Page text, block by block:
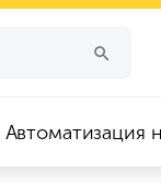
Автоматизация